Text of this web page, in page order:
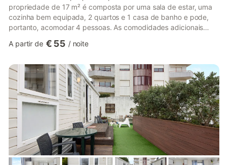
propriedade de 17 m² é composta por uma sala de estar, uma
cozinha bem equipada, 2 quartos e 1 casa de banho e pode,
portanto, acomodar 4 pessoas. As comodidades adicionais
partilhado para manhãs tranquilas. A propriedade está
disponível na rua (por favor, note que não é possível estacionar
diretamente na propriedade). As famílias com crianças são be...
A partir de € 55 / noite